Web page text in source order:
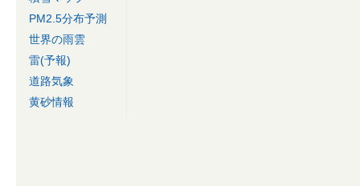
PM2.5分布予測
世界の雨雲
雷(予報)
道路気象
黄砂情報